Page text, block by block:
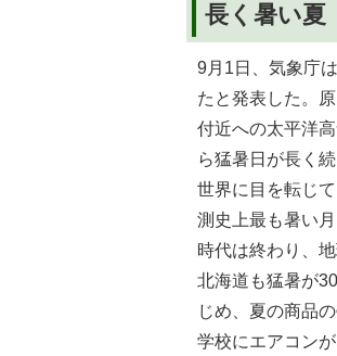
長く暑い夏
9月1日、気象庁
たと発表した。
付近への太平洋
ら猛暑日が長く
世界に目を転じ
測史上最も暑い
時代は終わり、
北海道も猛暑が
じめ、夏の商品
学校にエアコン